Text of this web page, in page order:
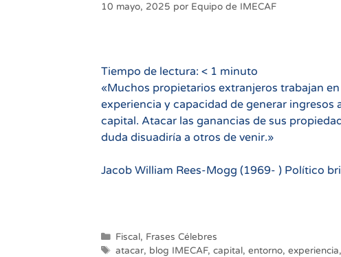
10 mayo, 2025 por Equipo de IMECAF
Tiempo de lectura: < 1 minuto
«Muchos propietarios extranjeros trabajan
experiencia y capacidad de generar ingresos
capital. Atacar las ganancias de sus
duda disuadiría a otros de venir.»
Jacob William Rees-Mogg (1969- ) Político
Categorías
Fiscal, Frases Célebres
Etiquetas
atacar, blog IMECAF,capital,entorno,experiencia